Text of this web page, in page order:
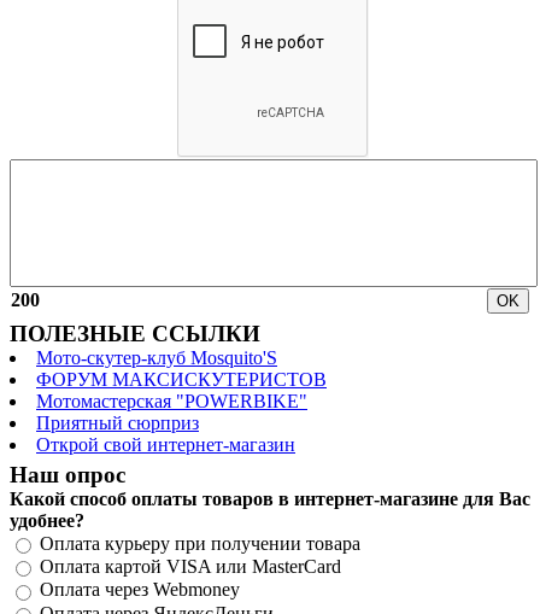
200
ПОЛЕЗНЫЕ ССЫЛКИ
Мото-скутер-клуб Mosquito'S
ФОРУМ МАКСИСКУТЕРИСТОВ
Мотомастерская "POWERBIKE"
Приятный сюрприз
Открой свой интернет-магазин
Наш опрос
Какой способ оплаты товаров в интернет-магазине для Вас
удобнее?
Оплата курьеру при получении товара
Оплата картой VISA или MasterCard
Оплата через Webmoney